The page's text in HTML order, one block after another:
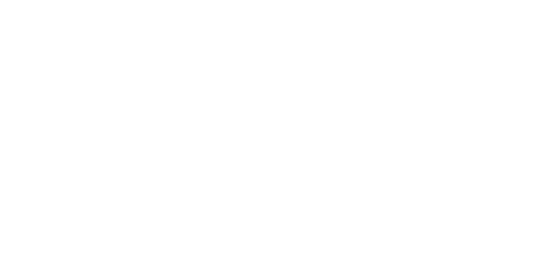
Club a MasterCard.
client no. 125248